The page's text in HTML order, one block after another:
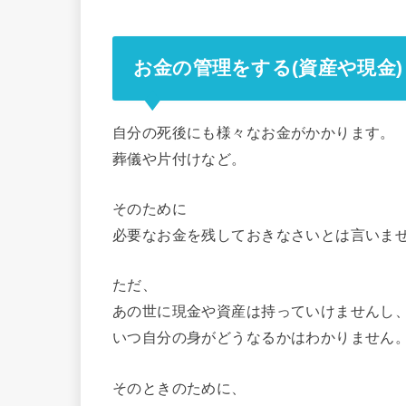
お金の管理をする(資産や現金)
自分の死後にも様々なお金がかかります。
葬儀や片付けなど。
そのために
必要なお金を残しておきなさいとは言いませ
ただ、
あの世に現金や資産は持っていけませんし、
いつ自分の身がどうなるかはわかりません。
そのときのために、